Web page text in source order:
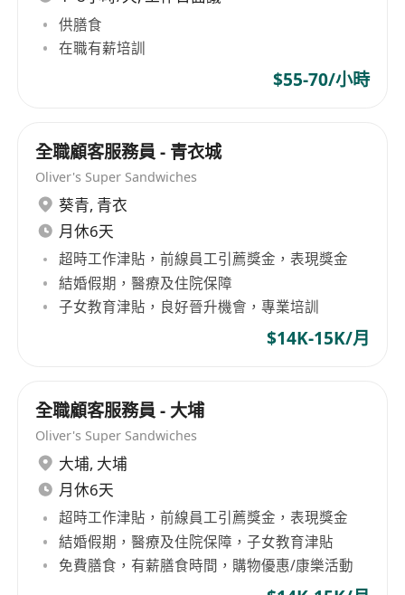
供膳食
在職有薪培訓
$55-70/小時
全職顧客服務員 - 青衣城
Oliver's Super Sandwiches
葵青, 青衣
月休6天
超時工作津貼，前線員工引薦獎金，表現獎金
結婚假期，醫療及住院保障
子女教育津貼，良好晉升機會，專業培訓
$14K-15K/月
全職顧客服務員 - 大埔
Oliver's Super Sandwiches
大埔, 大埔
月休6天
超時工作津貼，前線員工引薦獎金，表現獎金
結婚假期，醫療及住院保障，子女教育津貼
免費膳食，有薪膳食時間，購物優惠/康樂活動